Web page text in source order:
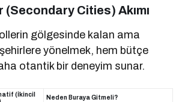
Cities) Akımı
gölgesinde kalan ama
yönelmek, hem bütçe
otantik bir deneyim sunar.
(İkincil
Neden Buraya Gitmeli?